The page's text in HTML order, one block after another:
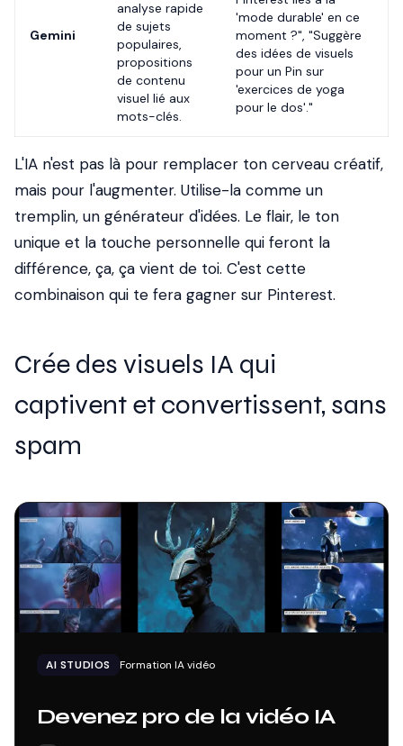
Gemini
analyse rapide
de sujets
populaires,
propositions
de contenu
visuel lié aux
mots-clés.
'mode durable' en ce
moment ?", "Suggère
des idées de visuels
pour un Pin sur
'exercices de yoga
pour le dos'."
L'IA n'est pas là pour remplacer ton cerveau créatif,
mais pour l'augmenter. Utilise-la comme un
tremplin, un générateur d'idées. Le flair, le ton
unique et la touche personnelle qui feront la
différence, ça, ça vient de toi. C'est cette
combinaison qui te fera gagner sur Pinterest.
Crée des visuels IA qui
captivent et convertissent, sans
spam
AI STUDIOS Formation IA vidéo
Devenez pro de la vidéo IA